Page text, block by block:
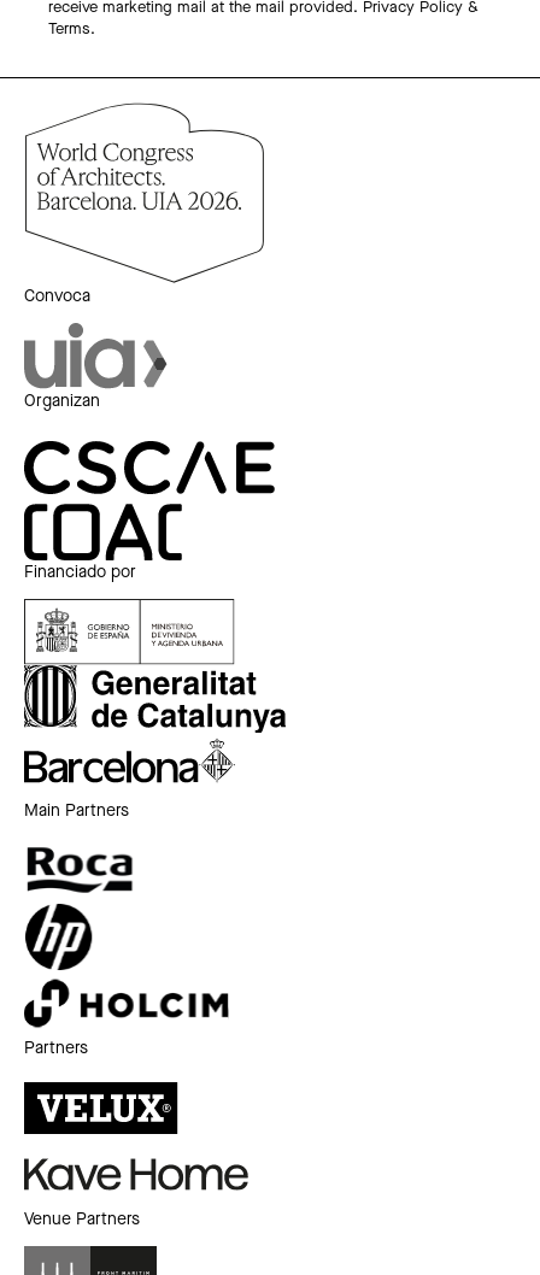
receive marketing mail at the mail provided. Privacy Policy &
Terms.
Convoca
Organizan
Financiado por
Main Partners
Partners
Venue Partners